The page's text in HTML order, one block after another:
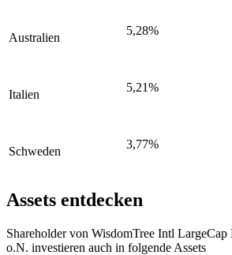
Australien
5,28%
Italien
5,21%
Schweden
3,77%
Assets entdecken
Shareholder von WisdomTree Intl LargeCap
o.N. investieren auch in folgende Assets